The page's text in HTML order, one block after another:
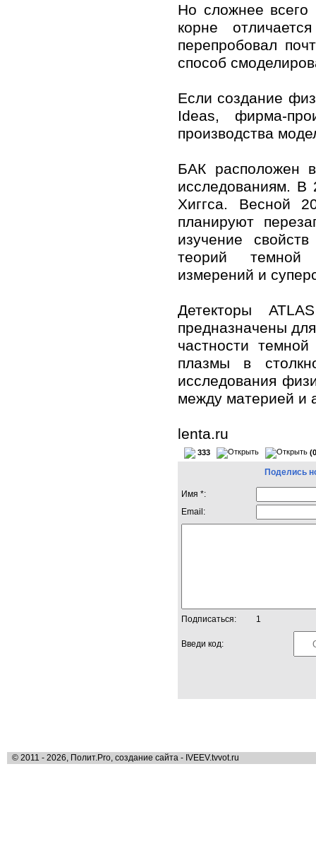
Но сложнее всего
корне
перепробовал
способ
Если создание
Ideas, фирма-
производства
БАК расположен
исследованиям. В
Хиггса. Весной
планируют
изучение
теорий темной
измерений и
Детекторы
предназначены
частности
плазмы в
исследования
между материей и
lenta.ru
333
Поделись
Имя *:
Email:
Подписаться: 1
Введи код:
© 2011 - 2026, Полит.Pro, создание сайта - IVEEV.tvvot.ru